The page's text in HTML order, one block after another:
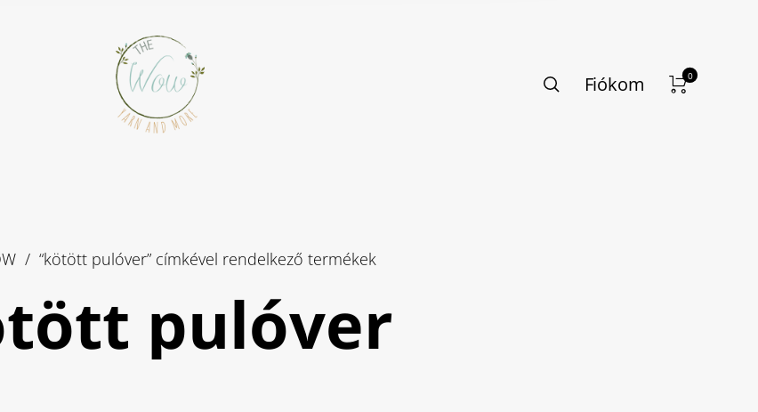
Fiókom 0
/ “kötött pulóver” címkével rendelkező termékek
pulóver